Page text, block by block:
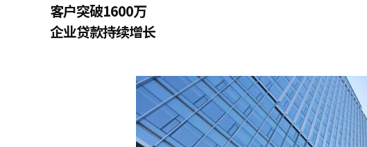
客户突破1600万
企业贷款持续增长